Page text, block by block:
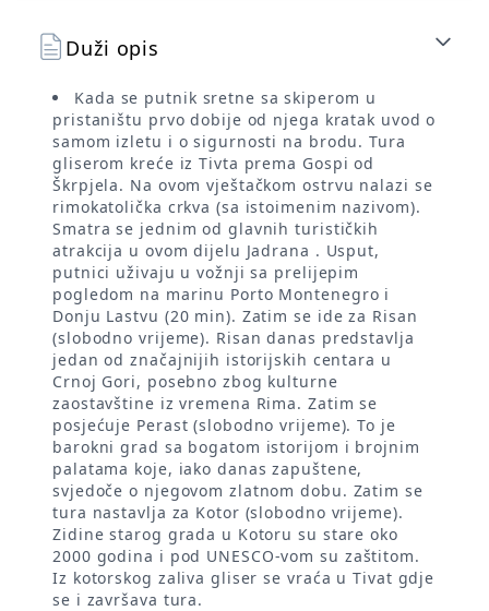
Duži opis
Kada se putnik sretne sa skiperom u
pristaništu prvo dobije od njega kratak uvod o
samom izletu i o sigurnosti na brodu. Tura
gliserom kreće iz Tivta prema Gospi od
Škrpjela. Na ovom vještačkom ostrvu nalazi se
rimokatolička crkva (sa istoimenim nazivom).
Smatra se jednim od glavnih turističkih
atrakcija u ovom dijelu Jadrana . Usput,
putnici uživaju u vožnji sa prelijepim
pogledom na marinu Porto Montenegro i
Donju Lastvu (20 min). Zatim se ide za Risan
(slobodno vrijeme). Risan danas predstavlja
jedan od značajnijih istorijskih centara u
Crnoj Gori, posebno zbog kulturne
zaostavštine iz vremena Rima. Zatim se
posjećuje Perast (slobodno vrijeme). To je
barokni grad sa bogatom istorijom i brojnim
palatama koje, iako danas zapuštene,
svjedoče o njegovom zlatnom dobu. Zatim se
tura nastavlja za Kotor (slobodno vrijeme).
Zidine starog grada u Kotoru su stare oko
2000 godina i pod UNESCO-vom su zaštitom.
Iz kotorskog zaliva gliser se vraća u Tivat gdje
se i završava tura.